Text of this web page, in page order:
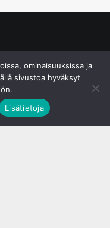
ominaisuuksissa ja
sivustoa hyväksyt
Lisätietoja